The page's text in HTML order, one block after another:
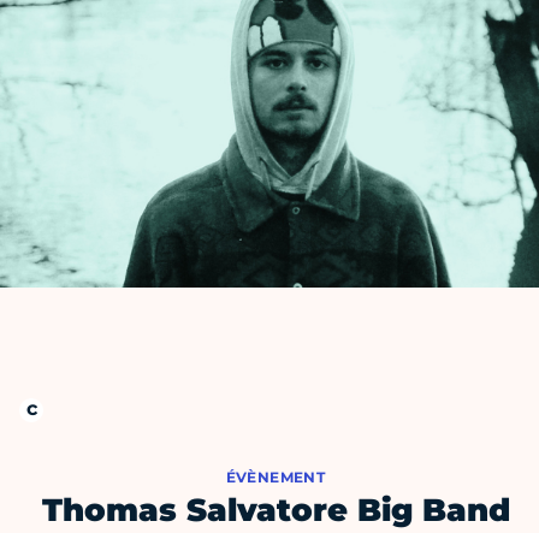
ÉVÈNEMENT
Thomas Salvatore Big Band